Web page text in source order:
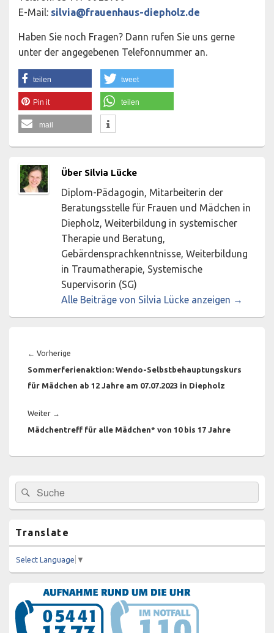
E-Mail: silvia@frauenhaus-diepholz.de
Haben Sie noch Fragen? Dann rufen Sie uns gerne
unter der angegebenen Telefonnummer an.
teilen tweet
Pin it teilen
mail
Über Silvia Lücke
Diplom-Pädagogin, Mitarbeiterin der
Beratungsstelle für Frauen und Mädchen in
Diepholz, Weiterbildung in systemischer
Therapie und Beratung,
Gebärdensprachkenntnisse, Weiterbildung
in Traumatherapie, Systemische
Supervisorin (SG)
Alle Beiträge von Silvia Lücke anzeigen →
← Vorherige
Beitrag:
Sommerferienaktion: Wendo-Selbstbehauptungskurs
für Mädchen ab 12 Jahre am 07.07.2023 in Diepholz
Weiter →
Beitrag:
Mädchentreff für alle Mädchen* von 10 bis 17 Jahre
Primärer
Seitenleisten-
Widgetbereich
Suchen
nach:
Suchen
Translate
Select Language ▼